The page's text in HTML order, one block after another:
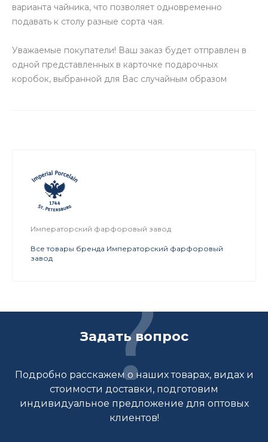
варианта чайника, что позволяет одновременно
подавать к столу разные сорта чая.
Уважаемые покупатели! Ваш заказ будет отправлен в
одной представленных в карточке подарочных
коробок, выбранной для Вас случайным образом
Императорский фарфоровый завод
Все товары бренда Императорский фарфоровый
завод
Задать вопрос
Подробно расскажем о наших товарах, видах и
стоимости доставки, подготовим
индивидуальное предложение для оптовых
клиентов!